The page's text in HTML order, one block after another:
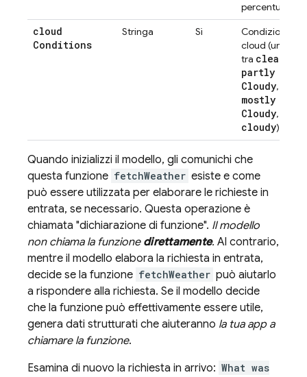
percentuale)
cloud
Conditions
Stringa Sì
Condizioni
cloud (una
tra clear
partly
Cloudy,
mostly
Cloudy,
cloudy)
Quando inizializzi il modello, gli comunichi che
questa funzione fetchWeather esiste e come
può essere utilizzata per elaborare le richieste in
entrata, se necessario. Questa operazione è
chiamata "dichiarazione di funzione". Il modello
non chiama la funzione direttamente. Al contrario,
mentre il modello elabora la richiesta in entrata,
decide se la funzione fetchWeather può aiutarlo
a rispondere alla richiesta. Se il modello decide
che la funzione può effettivamente essere utile,
genera dati strutturati che aiuteranno la tua app a
chiamare la funzione.
Esamina di nuovo la richiesta in arrivo: What was